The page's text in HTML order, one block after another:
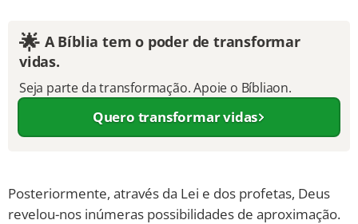
🌟 A Bíblia tem o poder de transformar
vidas.
Seja parte da transformação. Apoie o Bíbliaon.
Quero transformar vidas
Posteriormente, através da Lei e dos profetas, Deus
revelou-nos inúmeras possibilidades de aproximação.